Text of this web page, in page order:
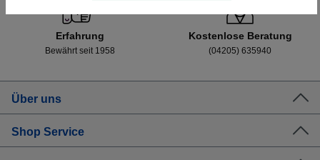
Erfahrung
Bewährt seit 1958
Kostenlose Beratung
(04205) 635940
Über uns
Shop Service